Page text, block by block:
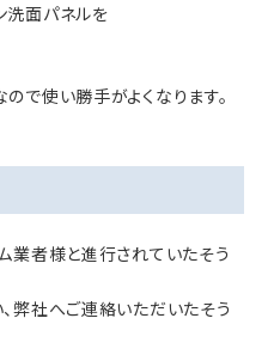
洗面パネルを
で使い勝手がよくなります。
業者様と進行されていたそう
弊社へご連絡いただいたそう